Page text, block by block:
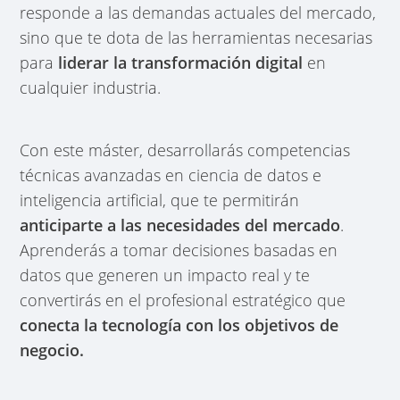
responde a las demandas actuales del mercado,
sino que te dota de las herramientas necesarias
para liderar la transformación digital en
cualquier industria.
Con este máster, desarrollarás competencias
técnicas avanzadas en ciencia de datos e
inteligencia artificial, que te permitirán
anticiparte a las necesidades del mercado.
Aprenderás a tomar decisiones basadas en
datos que generen un impacto real y te
convertirás en el profesional estratégico que
conecta la tecnología con los objetivos de
negocio.